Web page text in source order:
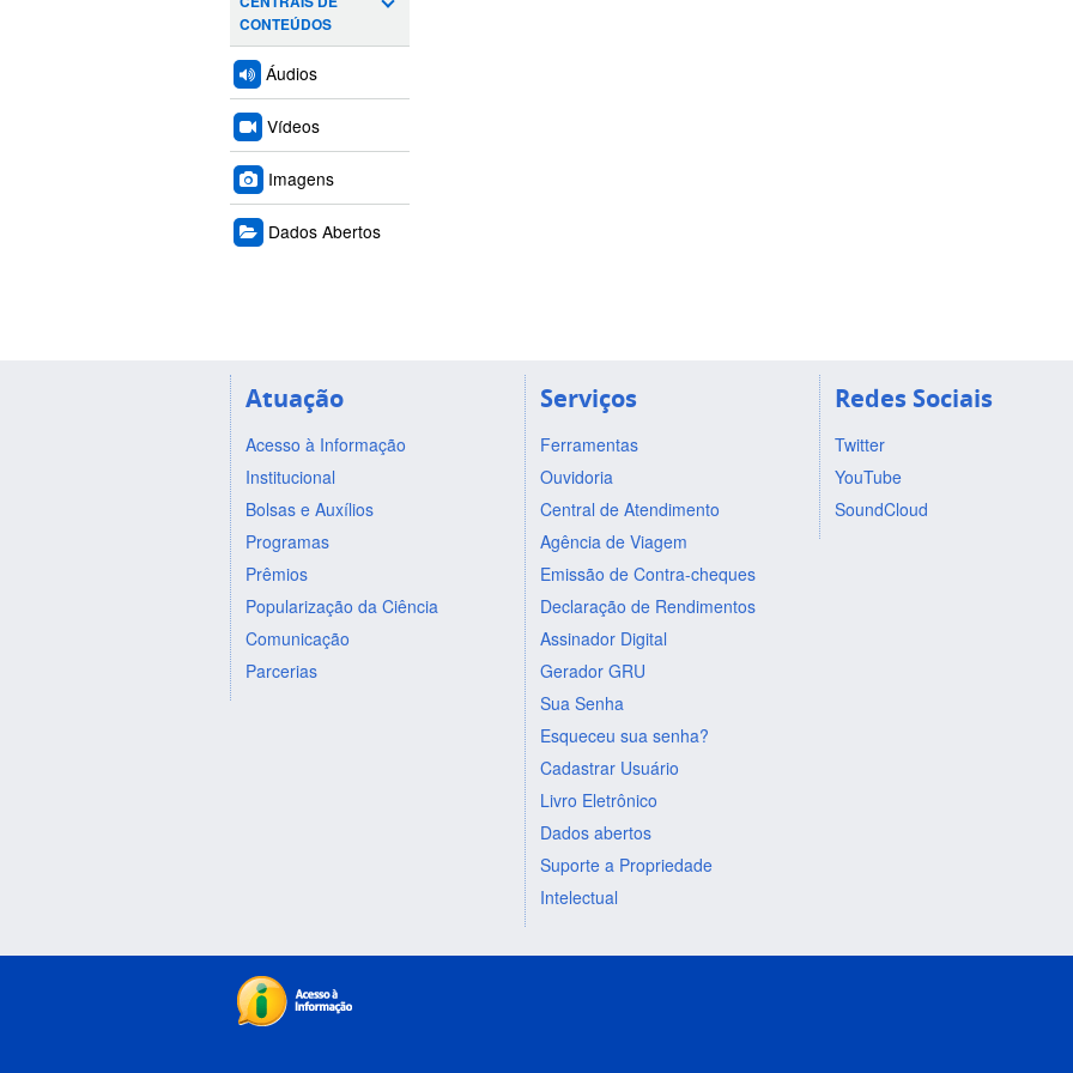
CONTEÚDOS
Áudios
Vídeos
Imagens
Dados Abertos
Atuação
Acesso à Informação
Institucional
Bolsas e Auxílios
Programas
Prêmios
Popularização da Ciência
Comunicação
Parcerias
Serviços
Ferramentas
Ouvidoria
Central de Atendimento
Agência de Viagem
Emissão de Contra-cheques
Declaração de Rendimentos
Assinador Digital
Gerador GRU
Sua Senha
Esqueceu sua senha?
Cadastrar Usuário
Livro Eletrônico
Dados abertos
Suporte a Propriedade
Intelectual
Redes Sociais
Twitter
YouTube
SoundCloud